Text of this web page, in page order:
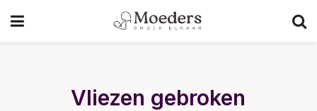
Vliezen gebroken